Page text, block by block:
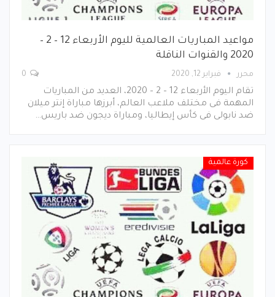
مواعيد المباريات العالمية لليوم الأربعاء 12 – 2 –
2020 والقنوات الناقلة
محرر فبراير 12, 2020
تقام اليوم الأربعاء 12 – 2 – 2020، العديد من المباريات
المهمة فى مختلف ملاعب العالم، أبرزها مباراة إنتر ميلان
ضد نابولى فى كأس إيطاليا، ومباراة ديجون ضد باريس…
كورة عالمية